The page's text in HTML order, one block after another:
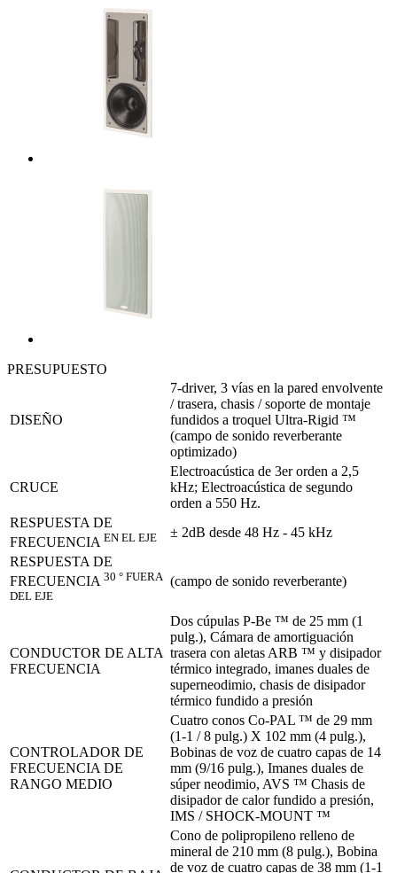
PRESUPUESTO
DISEÑO
7-driver, 3 vías en la pared envolvente
/ trasera, chasis / soporte de montaje
fundidos a troquel Ultra-Rigid ™
(campo de sonido reverberante
optimizado)
CRUCE
Electroacústica de 3er orden a 2,5
kHz; Electroacústica de segundo
orden a 550 Hz.
RESPUESTA DE
FRECUENCIA EN EL EJE
± 2dB desde 48 Hz - 45 kHz
RESPUESTA DE
FRECUENCIA 30 ° FUERA
DEL EJE
(campo de sonido reverberante)
CONDUCTOR DE ALTA
FRECUENCIA
Dos cúpulas P-Be ™ de 25 mm (1
pulg.), Cámara de amortiguación
trasera con aletas ARB ™ y disipador
térmico integrado, imanes duales de
superneodimio, chasis de disipador
térmico fundido a presión
CONTROLADOR DE
FRECUENCIA DE
RANGO MEDIO
Cuatro conos Co-PAL ™ de 29 mm
(1-1 / 8 pulg.) X 102 mm (4 pulg.),
Bobinas de voz de cuatro capas de 14
mm (9/16 pulg.), Imanes duales de
súper neodimio, AVS ™ Chasis de
disipador de calor fundido a presión,
IMS / SHOCK-MOUNT ™
Cono de polipropileno relleno de
mineral de 210 mm (8 pulg.), Bobina
de voz de cuatro capas de 38 mm (1-1